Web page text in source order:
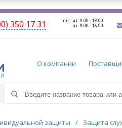
350 17 31 пн - чт: 9.00 - 18.00
пт: 9.00 - 16.00
О компании
защиты / Защита